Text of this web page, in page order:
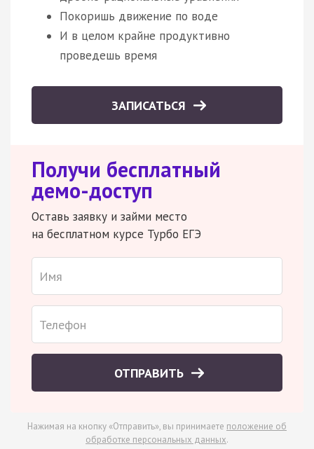
Покоришь движение по воде
И в целом крайне продуктивно
проведешь время
ЗАПИСАТЬСЯ
Получи бесплатный
демо-доступ
Оставь заявку и займи место
на бесплатном курсе Турбо ЕГЭ
ОТПРАВИТЬ
Нажимая на кнопку «Отправить», вы принимаете положение об
обработке персональных данных.